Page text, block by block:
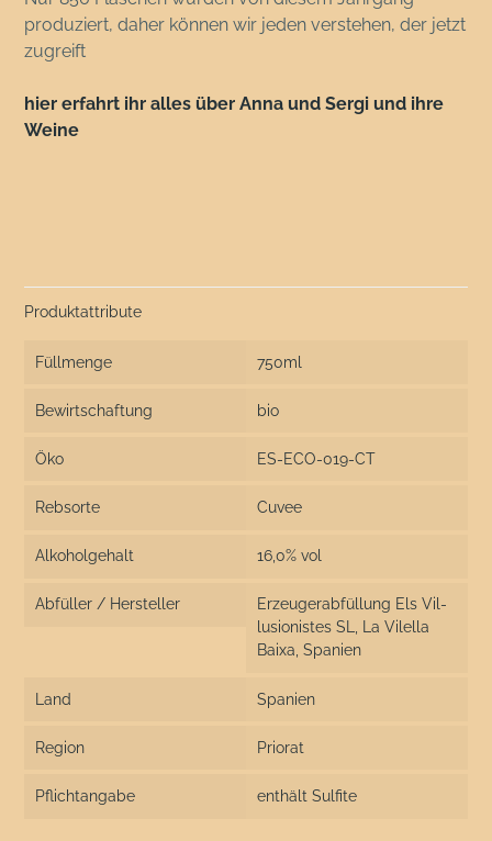
produziert, daher können wir jeden verstehen, der jetzt
zugreift
hier erfahrt ihr alles über Anna und Sergi und ihre
Weine
Produktattribute
Füllmenge 750ml
Bewirtschaftung bio
Öko ES-ECO-019-CT
Rebsorte Cuvee
Alkoholgehalt 16,0% vol
Abfüller / Hersteller
Erzeugerabfüllung Els Vil-
lusionistes SL, La Vilella
Baixa, Spanien
Land Spanien
Region Priorat
Pflichtangabe enthält Sulfite